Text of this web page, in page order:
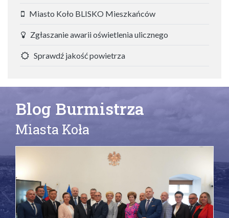
Miasto Koło BLISKO Mieszkańców
Zgłaszanie awarii oświetlenia ulicznego
Sprawdź jakość powietrza
Blog Burmistrza
Miasta Koła